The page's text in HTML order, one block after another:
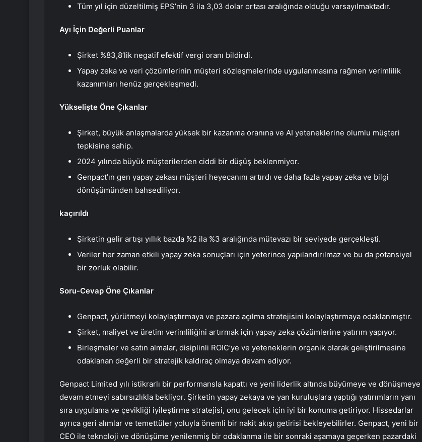
Tüm yıl için düzeltilmiş EPS’nin 3 ila 3,03 dolar ortası aralığında olduğu varsayılmaktadır.
Ayı İçin Değerli Puanlar
Şirket %83,8’lik negatif efektif vergi oranı bildirdi.
Yapay zeka ve veri çözümlerinin müşteri sözleşmelerinde uygulanmasına rağmen verimlilik
kazanımları henüz gerçekleşmedi.
Yükselişte Öne Çıkanlar
Şirket, büyük anlaşmalarda yüksek bir kazanma oranına ve AI yeteneklerine olumlu müşteri
tepkisine sahip.
2024 yılında büyük müşterilerden ciddi bir düşüş beklenmiyor.
Genpact’ın gen yapay zekası müşteri heyecanını artırdı ve daha fazla yapay zeka ve bilgi
dönüşümünden bahsediliyor.
kaçırıldı
Şirketin gelir artışı yıllık bazda %2 ila %3 aralığında mütevazı bir seviyede gerçekleşti.
Veriler her zaman etkili yapay zeka sonuçları için yeterince yapılandırılmaz ve bu da potansiyel
bir zorluk olabilir.
Soru-Cevap Öne Çıkanlar
Genpact, yürütmeyi kolaylaştırmaya ve pazara açılma stratejisini kolaylaştırmaya odaklanmıştır.
Şirket, maliyet ve üretim verimliliğini artırmak için yapay zeka çözümlerine yatırım yapıyor.
Birleşmeler ve satın almalar, disiplinli ROIC’ye ve yeteneklerin organik olarak geliştirilmesine
odaklanan değerli bir stratejik kaldıraç olmaya devam ediyor.
Genpact Limited yılı istikrarlı bir performansla kapattı ve yeni liderlik altında büyümeye ve dönüşmeye
devam etmeyi sabırsızlıkla bekliyor. Şirketin yapay zekaya ve yan kuruluşlara yaptığı yatırımların yanı
sıra uygulama ve çevikliği iyileştirme stratejisi, onu gelecek için iyi bir konuma getiriyor. Hissedarlar
ayrıca geri alımlar ve temettüler yoluyla önemli bir nakit akışı getirisi bekleyebilirler. Genpact, yeni bir
CEO ile teknoloji ve dönüşüme yenilenmiş bir odaklanma ile bir sonraki aşamaya geçerken pazardaki